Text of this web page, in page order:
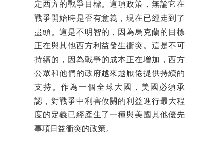
定西方的戰爭目標。這項政策，無論它在
戰爭開始時是否有意義，現在已經走到了
盡頭。這是不明智的，因為烏克蘭的目標
正在與其他西方利益發生衝突。這是不可
持續的，因為戰爭的成本正在增加，西方
公眾和他們的政府越來越厭倦提供持續的
支持。作為一個全球大國，美國必須承
認，對戰爭中利害攸關的利益進行最大程
度的定義已經產生了一種與美國其他優先
事項日益衝突的政策。